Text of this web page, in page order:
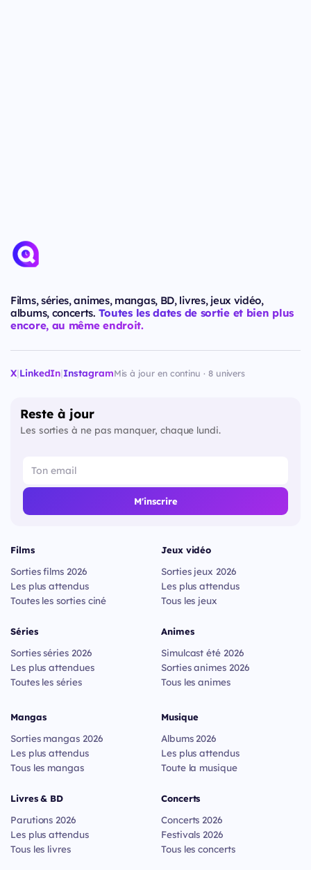
Films, séries, animes, mangas, BD, livres, jeux vidéo,
albums, concerts. Toutes les dates de sortie et bien plus
encore, au même endroit.
X|LinkedIn|InstagramMis à jour en continu · 8 univers
Reste à jour
Les sorties à ne pas manquer, chaque lundi.
M'inscrire
Films
Sorties films 2026
Les plus attendus
Toutes les sorties ciné
Séries
Sorties séries 2026
Les plus attendues
Toutes les séries
Jeux vidéo
Sorties jeux 2026
Les plus attendus
Tous les jeux
Animes
Simulcast été 2026
Sorties animes 2026
Tous les animes
Mangas
Sorties mangas 2026
Les plus attendus
Tous les mangas
Livres & BD
Parutions 2026
Les plus attendus
Tous les livres
Musique
Albums 2026
Les plus attendus
Toute la musique
Concerts
Concerts 2026
Festivals 2026
Tous les concerts